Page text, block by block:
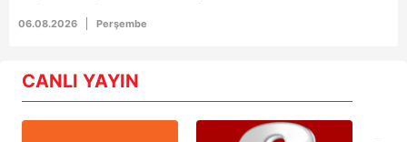
06.08.2026 Perşembe
CANLI YAYIN